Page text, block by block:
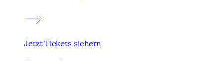
Jetzt Tickets sichern